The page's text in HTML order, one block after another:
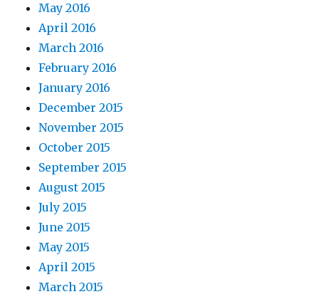
May 2016
April 2016
March 2016
February 2016
January 2016
December 2015
November 2015
October 2015
September 2015
August 2015
July 2015
June 2015
May 2015
April 2015
March 2015